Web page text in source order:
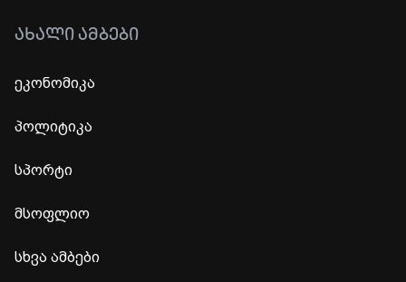
ᲐᲮᲐᲚᲘ ᲐᲛᲑᲔᲑᲘ
ეკონომიკა
პოლიტიკა
სპორტი
მსოფლიო
სხვა ამბები